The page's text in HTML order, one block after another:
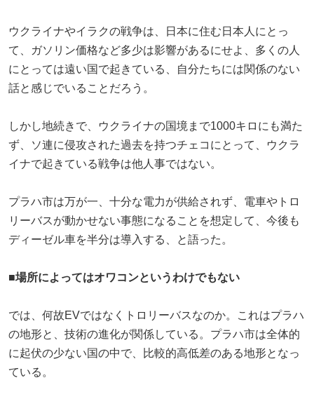
ウクライナやイラクの戦争は、日本に住む日本人にとっ
て、ガソリン価格など多少は影響があるにせよ、多くの人
にとっては遠い国で起きている、自分たちには関係のない
話と感じでいることだろう。
しかし地続きで、ウクライナの国境まで1000キロにも満た
ず、ソ連に侵攻された過去を持つチェコにとって、ウクラ
イナで起きている戦争は他人事ではない。
プラハ市は万が一、十分な電力が供給されず、電車やトロ
リーバスが動かせない事態になることを想定して、今後も
ディーゼル車を半分は導入する、と語った。
■場所によってはオワコンというわけでもない
では、何故EVではなくトロリーバスなのか。これはプラハ
の地形と、技術の進化が関係している。プラハ市は全体的
に起伏の少ない国の中で、比較的高低差のある地形となっ
ている。